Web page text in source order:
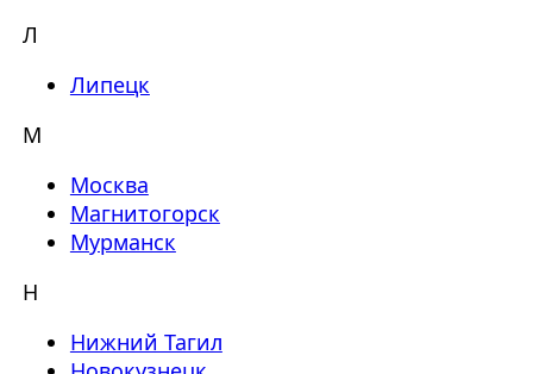
Л
Липецк
М
Москва
Магнитогорск
Мурманск
Н
Нижний Тагил